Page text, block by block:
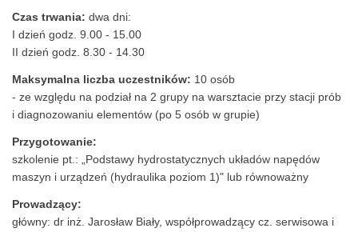
Czas trwania: dwa dni:
I dzień godz. 9.00 - 15.00
II dzień godz. 8.30 - 14.30
Maksymalna liczba uczestników: 10 osób
- ze względu na podział na 2 grupy na warsztacie przy stacji prób
i diagnozowaniu elementów (po 5 osób w grupie)
Przygotowanie:
szkolenie pt.: „Podstawy hydrostatycznych układów napędów
maszyn i urządzeń (hydraulika poziom 1)" lub równoważny
Prowadzący:
główny: dr inż. Jarosław Biały, współprowadzący cz. serwisowa i